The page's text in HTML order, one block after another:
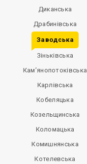
Диканська
Драбинівська
Заводська
Зіньківська
Кам’янопотоківська
Карлівська
Кобеляцька
Козельщинська
Коломацька
Комишнянська
Котелевська